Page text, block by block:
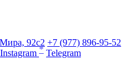
92с2 +7 (977) 896-95-52
Instagram * Telegram